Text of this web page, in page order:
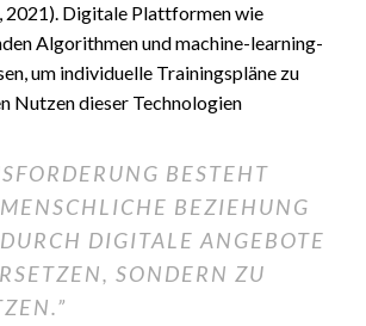
2021). Digitale Plattformen wie
Algorithmen und machine-learning-
um individuelle Trainingspläne zu
Nutzen dieser Technologien
BESTEHT
BEZIEHUNG
DIGITALE ANGEBOTE
SONDERN ZU